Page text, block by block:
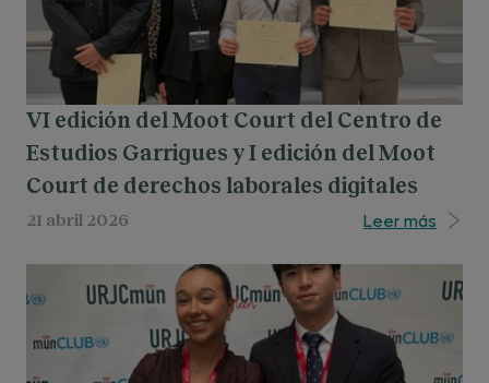
VI edición del Moot Court del Centro de
Estudios Garrigues y I edición del Moot
Court de derechos laborales digitales
21 abril 2026 Leer más